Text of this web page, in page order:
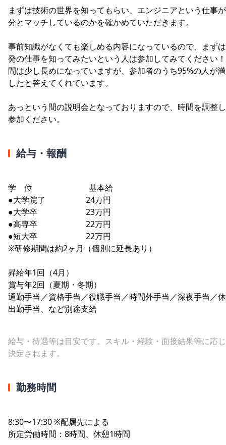
まずは技術の世界を知ってもらい、エンジニアという仕事
分とマッチしているのかを確かめていただきます。
事前知識がなくても楽しめる内容になっているので、まず
発の仕事を知ってみたいという人は参加してみてください
間は少し長めになっていますが、参加者のうち95%の人が
したと答えてくれています。
あっという間の説明会となっておりますので、時間を調整
参加ください。
給与・報酬
学 位 基本給
●大学院了 24万円
●大学卒 23万円
●高専卒 22万円
●短大卒 22万円
※研修期間は約2ヶ月（個別に延長あり）
昇給年1回（4月）
賞与年2回（夏期・冬期）
通勤手当／資格手当／役職手当／時間外手当／深夜手当／
出勤手当、など別途支給
給与・待遇等は目安です。スキル・経験・面接結果等に応
決定されます。
勤務時間
8:30〜17:30 ※配属先による
所定労働時間：8時間、休憩1時間